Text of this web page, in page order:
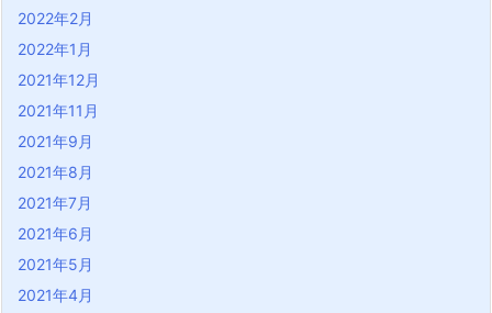
2022年2月
2022年1月
2021年12月
2021年11月
2021年9月
2021年8月
2021年7月
2021年6月
2021年5月
2021年4月